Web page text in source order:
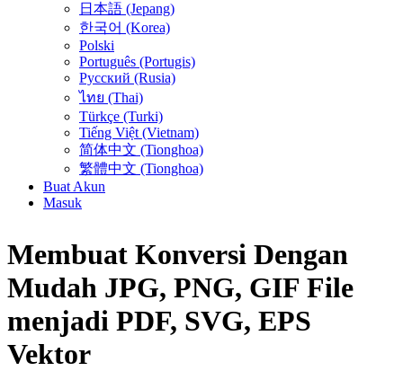
日本語 (Jepang)
한국어 (Korea)
Polski
Português (Portugis)
Русский (Rusia)
ไทย (Thai)
Türkçe (Turki)
Tiếng Việt (Vietnam)
简体中文 (Tionghoa)
繁體中文 (Tionghoa)
Buat Akun
Masuk
Membuat Konversi Dengan
Mudah JPG, PNG, GIF File
menjadi PDF, SVG, EPS
Vektor